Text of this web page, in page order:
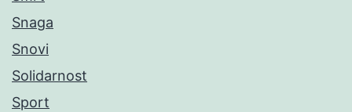
Snaga
Snovi
Solidarnost
Sport